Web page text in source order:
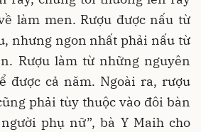
làm men. Rượu được nấu từ
nhưng ngon nhất phải nấu từ
Rượu làm từ những nguyên
được cả năm. Ngoài ra, rượu
phải tùy thuộc vào đôi bàn
phụ nữ”, bà Y Maih cho